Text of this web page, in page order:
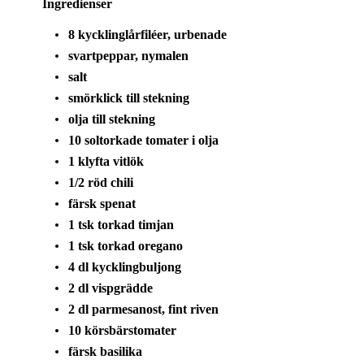
Ingredienser
8 kycklinglårfiléer, urbenade
svartpeppar, nymalen
salt
smörklick till stekning
olja till stekning
10 soltorkade tomater i olja
1 klyfta vitlök
1/2 röd chili
färsk spenat
1 tsk torkad timjan
1 tsk torkad oregano
4 dl kycklingbuljong
2 dl vispgrädde
2 dl parmesanost, fint riven
10 körsbärstomater
färsk basilika